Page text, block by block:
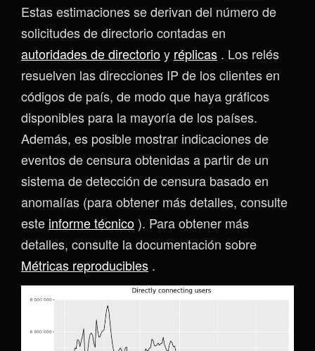
Estas estimaciones se derivan del número de
solicitudes de directorio contadas en
autoridades de directorioy réplicas . Los relés
resuelven las direcciones IP de los clientes en
códigos de país, de modo que haya gráficos
disponibles para la mayoría de los países.
Además, es posible mostrar indicaciones de
eventos de censura obtenidas a partir de un
sistema de detección de censura basado en
anomalías (para obtener más detalles, consulte
este informe técnico ). Para obtener más
detalles, consulte la documentación sobre
Métricas reproducibles .